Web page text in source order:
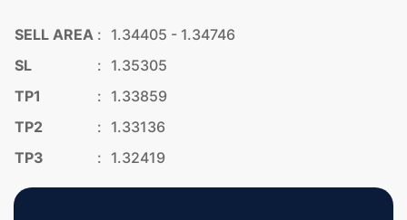
SELL AREA : 1.34405 - 1.34746
SL
: 1.35305
TP1
: 1.33859
TP2
: 1.33136
TP3
: 1.32419